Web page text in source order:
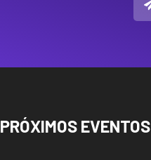
PRÓXIMOS EVENTOS